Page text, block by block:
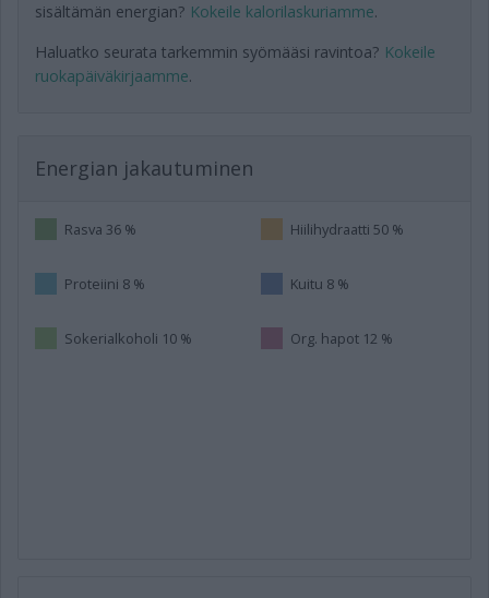
sisältämän energian? Kokeile kalorilaskuriamme.
Haluatko seurata tarkemmin syömääsi ravintoa? Kokeile
ruokapäiväkirjaamme.
Energian jakautuminen
Rasva 36 % Hiilihydraatti 50 %
Proteiini 8 % Kuitu 8 %
Sokerialkoholi 10 % Org. hapot 12 %